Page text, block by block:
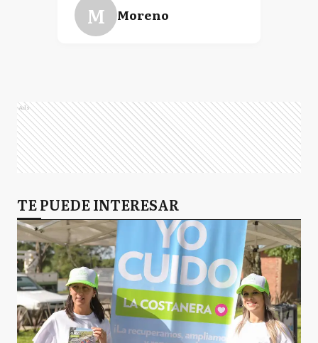
M Moreno
VL Vicente López
Ads
TE PUEDE INTERESAR